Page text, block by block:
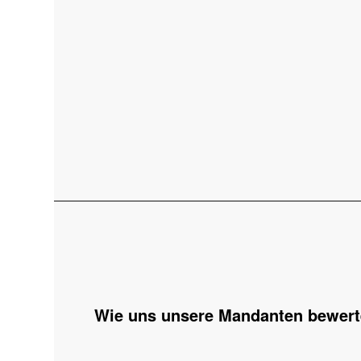
Wie uns unsere Mandanten